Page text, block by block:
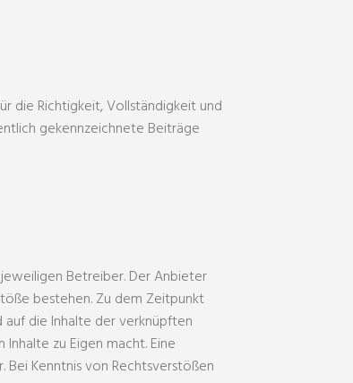
die Richtigkeit, Vollständigkeit und
gekennzeichnete Beiträge
Betreiber. Der Anbieter
bestehen. Zu dem Zeitpunkt
auf die Inhalte der verknüpften
zu Eigen macht. Eine
Kenntnis von Rechtsverstößen